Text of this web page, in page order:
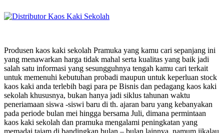
Produsen kaos kaki sekolah Pramuka yang kamu cari sepanjang ini
yang menawarkan harga tidak mahal serta kualitas yang baik jadi
salah satu informasi yang sesungguhnya tengah kamu cari terkait
untuk memenuhi kebutuhan probadi maupun untuk keperluan stock
kaos kaki anda terlebih bagi para pe Bisnis dan pedagang kaos kaki
sekolah khususnya, bukan hanya jadi siklus tahunan waktu
peneriamaan siswa -siswi baru di th. ajaran baru yang kebanyakan
pada periode bulan mei hingga bersama Juli, dimana permintaan
kaos kaki sekolah dan pramuka mengalami peningkatan yang
memadai tajam di bandingkan bulan – bulan lainnya, namum jikalau